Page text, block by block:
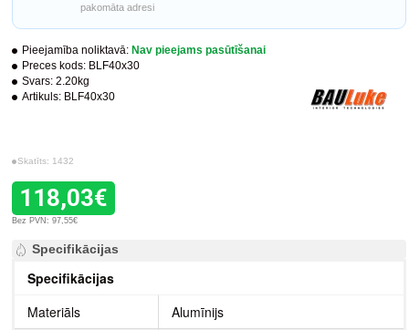
Pieejamība noliktavā: Nav pieejams pasūtīšanai
Preces kods: BLF40x30
Svars: 2.20kg
Artikuls: BLF40x30
Skatīts: 1432
118,03€
Bez PVN: 97,55€
pakomāta adresi
Specifikācijas
Specifikācijas
Materiāls
Alumīnijs